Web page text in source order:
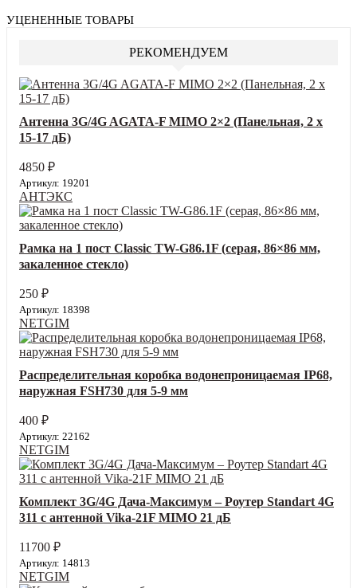
УЦЕНЕННЫЕ ТОВАРЫ
РЕКОМЕНДУЕМ
Антенна 3G/4G AGATA-F MIMO 2×2 (Панельная, 2 х
15-17 дБ)
4850 ₽
Артикул: 19201
АНТЭКС
Рамка на 1 пост Classic TW-G86.1F (серая, 86×86 мм,
закаленное стекло)
250 ₽
Артикул: 18398
NETGIM
Распределительная коробка водонепроницаемая IP68,
наружная FSH730 для 5-9 мм
400 ₽
Артикул: 22162
NETGIM
Комплект 3G/4G Дача-Максимум – Роутер Standart 4G
311 с антенной Vika-21F MIMO 21 дБ
11700 ₽
Артикул: 14813
NETGIM